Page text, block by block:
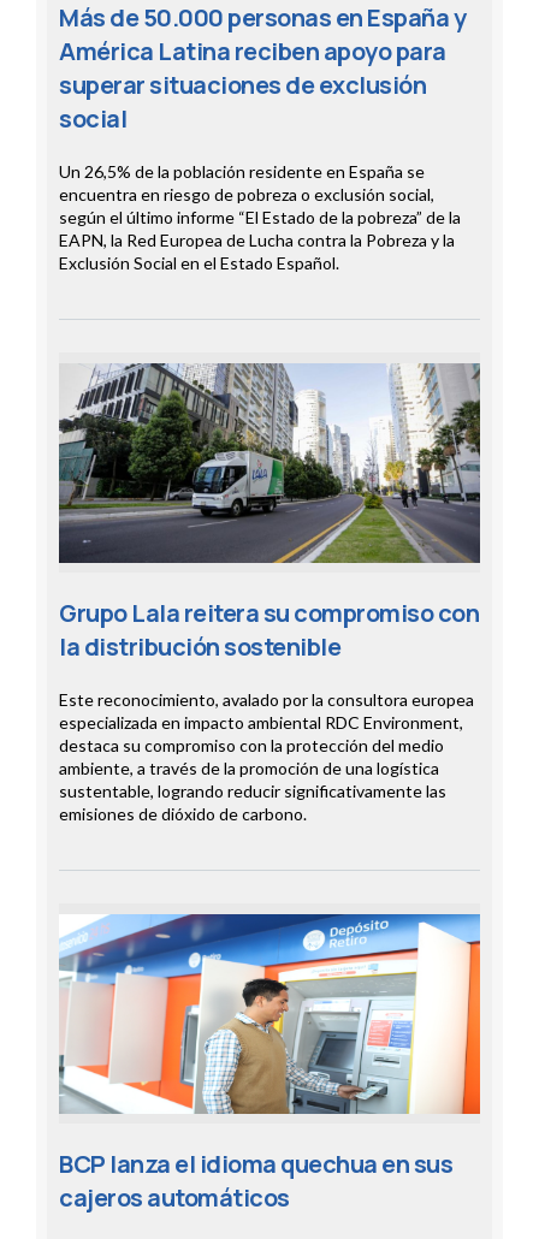
Más de 50.000 personas en España y
América Latina reciben apoyo para
superar situaciones de exclusión
social
Un 26,5% de la población residente en España se
encuentra en riesgo de pobreza o exclusión social,
según el último informe “El Estado de la pobreza” de la
EAPN, la Red Europea de Lucha contra la Pobreza y la
Exclusión Social en el Estado Español.
Grupo Lala reitera su compromiso con
la distribución sostenible
Este reconocimiento, avalado por la consultora europea
especializada en impacto ambiental RDC Environment,
destaca su compromiso con la protección del medio
ambiente, a través de la promoción de una logística
sustentable, logrando reducir significativamente las
emisiones de dióxido de carbono.
BCP lanza el idioma quechua en sus
cajeros automáticos